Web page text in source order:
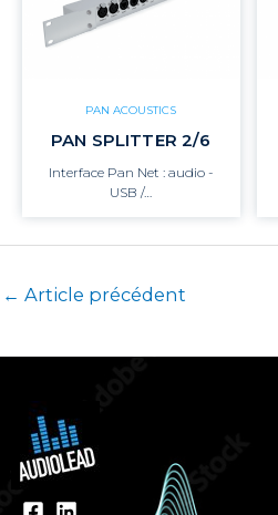
PAN ACOUSTICS
PAN SPLITTER 2/6
Interface Pan Net : audio -
USB /…
← Article précédent